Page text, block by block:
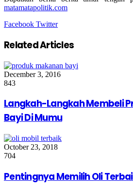
matamatapolitik.com
Facebook TwitterGoogle+
LinkedIn
StumbleUpon
Tumblr
Pinterest
Reddit
VKontakte
Share
Email
Print
Related Articles
December 3, 2016
843
Langkah-Langkah Membeli
Bayi Di Mumu
October 23, 2018
704
Pentingnya Memilih Oli